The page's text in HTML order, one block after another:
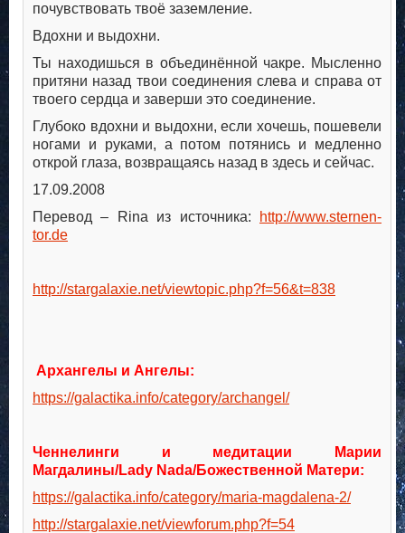
почувствовать твоё заземление.
Вдохни и выдохни.
Ты находишься в объединённой чакре. Мысленно
притяни назад твои соединения слева и справа от
твоего сердца и заверши это соединение.
Глубоко вдохни и выдохни, если хочешь, пошевели
ногами и руками, а потом потянись и медленно
открой глаза, возвращаясь назад в здесь и сейчас.
17.09.2008
Перевод – Rina из источника:
http://www.sternen-
tor.de
http://stargalaxie.net/viewtopic.php?f=56&t=838
Архангелы и Ангелы:
https://galactika.info/category/archangel/
Ченнелинги и медитации Марии
Магдалины/Lady Nada/Божественной Матери:
https://galactika.info/category/maria-magdalena-2/
http://stargalaxie.net/viewforum.php?f=54